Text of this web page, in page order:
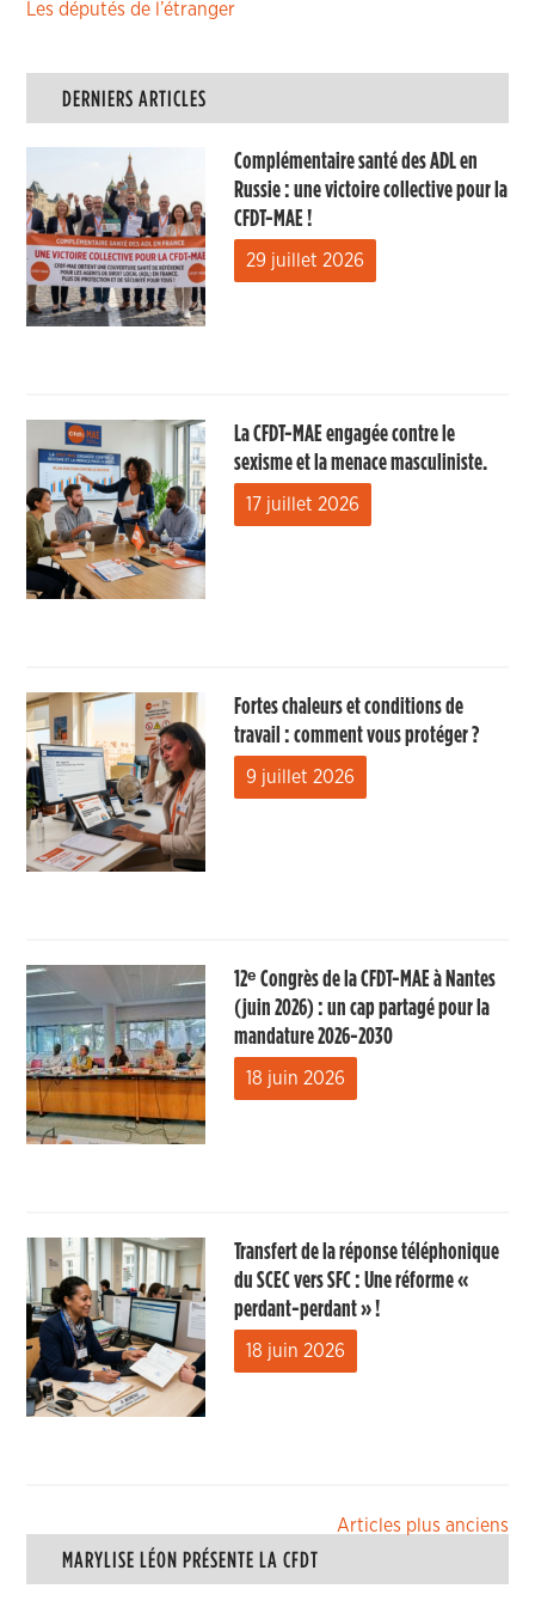
Les députés de l’étranger
DERNIERS ARTICLES
Complémentaire santé des ADL en
Russie : une victoire collective pour la
CFDT-MAE !
29 juillet 2026
La CFDT-MAE engagée contre le
sexisme et la menace masculiniste.
17 juillet 2026
Fortes chaleurs et conditions de
travail : comment vous protéger ?
9 juillet 2026
12ᵉ Congrès de la CFDT-MAE à Nantes
(juin 2026) : un cap partagé pour la
mandature 2026-2030
18 juin 2026
Transfert de la réponse téléphonique
du SCEC vers SFC : Une réforme «
perdant-perdant » !
18 juin 2026
Navigation
des
Articles plus anciens
MARYLISE LÉON PRÉSENTE LA CFDT